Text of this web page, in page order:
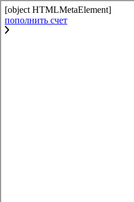
[object HTMLMetaElement]
пополнить счет